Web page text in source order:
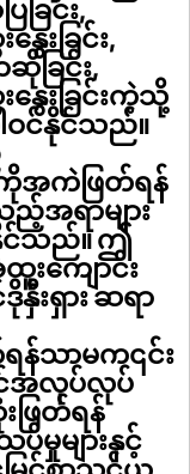
ြင်း,
ေးခြင်း,
ဆိုခြင်း,
နွေးခြင်းကဲ့သို့
ဝင်နိုင်သည်။
အကဲဖြတ်ရန်
အရာများ
င်သည်။ ဤ
းကျောင်း
နှီးရှား ဆရာ
သာမက၎င်း
အလုပ်လုပ်
ဖြတ်ရန်
များနှင့်